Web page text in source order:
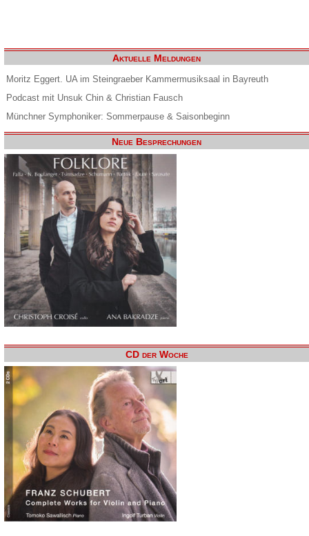
Aktuelle Meldungen
Moritz Eggert. UA im Steingraeber Kammermusiksaal in Bayreuth
Podcast mit Unsuk Chin & Christian Fausch
Münchner Symphoniker: Sommerpause & Saisonbeginn
Neue Besprechungen
CD der Woche